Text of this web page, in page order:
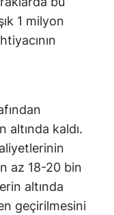
1 milyon
altında kaldı.
az 18-20 bin
altında
geçirilmesini